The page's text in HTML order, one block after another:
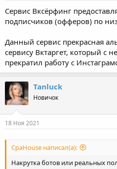
Сервис Вксёрфинг
подписчиков (офферов) по
Данный сервис прекрасная
сервису Вктаргет, который с
прекратил работу с
Tanluck
Новичок
18 Ноя 2021
СpaHouse написал(а):
Накрутка ботов или реальных